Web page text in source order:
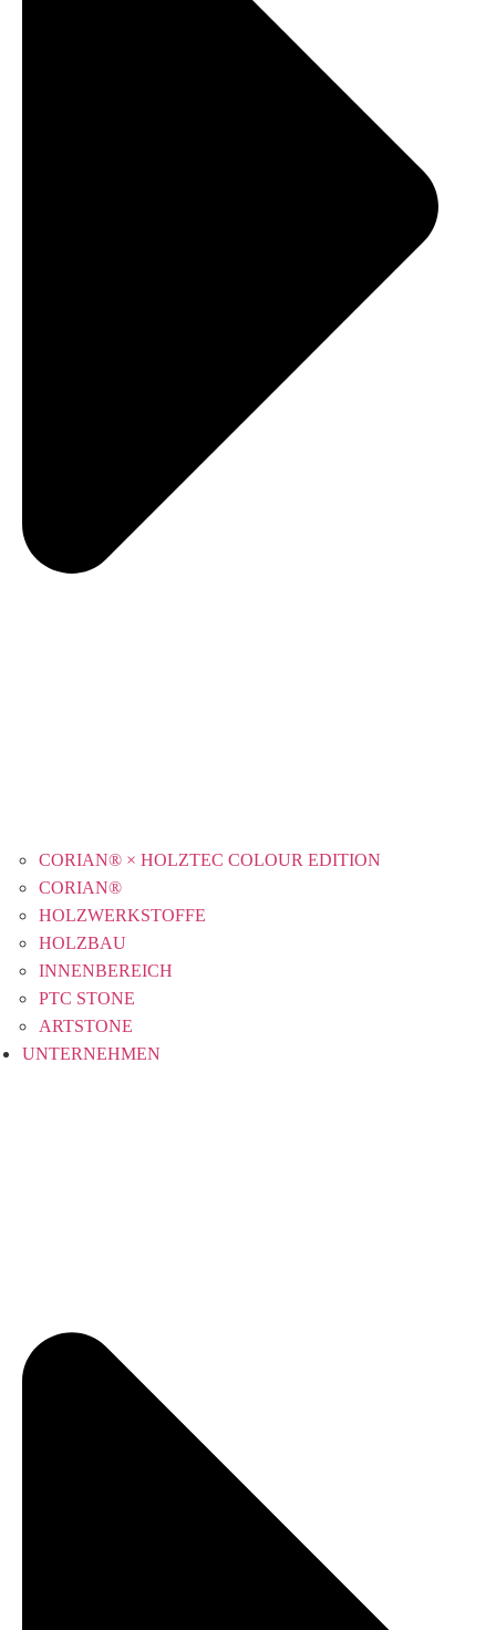
CORIAN® × HOLZTEC COLOUR EDITION
CORIAN®
HOLZWERKSTOFFE
HOLZBAU
INNENBEREICH
PTC STONE
ARTSTONE
UNTERNEHMEN